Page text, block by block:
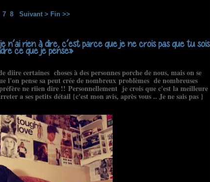
7 8 Suivant > Fin >>
n’ai rien à dire, c’est parce que je ne crois pas que tu sois
ce que je pense»
diire certaines choses à des personnes porche de nous, mais on se
l'on pense sa peut crée de nombreux problèmes de nombreuses
ne riien dire !! Personnellement je crois que c'est la meilleure
a ses petits détail {c'est mon avis, après vous .. Je ne sais pas }